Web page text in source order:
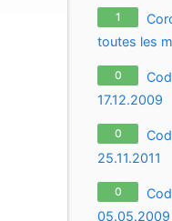
1
toutes les
0
17.12.2009
0
25.11.2011
0
05.05.2009